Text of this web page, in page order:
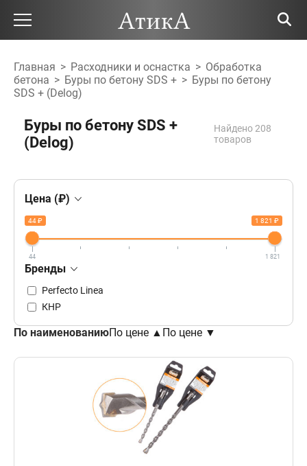
Главная > Расходники и оснастка > Обработка
бетона > Буры по бетону SDS + > Буры по бетону
SDS + (Delog)
Буры по бетону SDS +
(Delog)
Найдено 208
товаров
Цена (₽)
44 ₽ 1 821 ₽
44 1 821
Бренды
Perfecto Linea
КНР
По наименованиюПо цене ▲ По цене ▼